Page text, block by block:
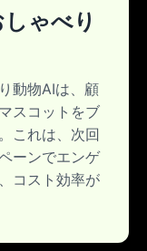
ゃべり
動物AIは、顧
スコットをブ
これは、次回
ーンでエンゲ
コスト効率が